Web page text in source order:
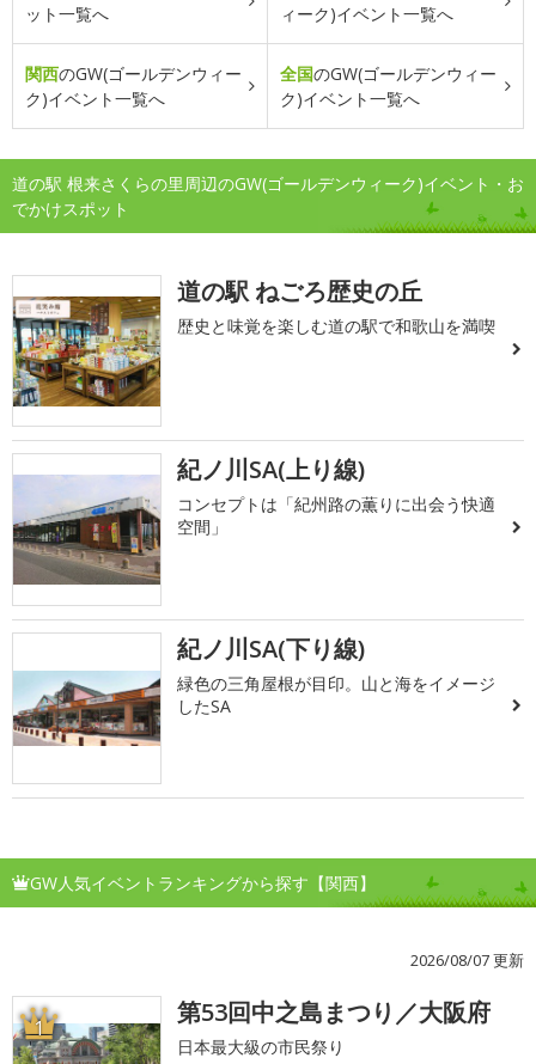
ット一覧へ
ィーク)イベント一覧へ
関西のGW(ゴールデンウィー
ク)イベント一覧へ
全国のGW(ゴールデンウィー
ク)イベント一覧へ
道の駅 根来さくらの里周辺のGW(ゴールデンウィーク)イベント・お
でかけスポット
道の駅 ねごろ歴史の丘
歴史と味覚を楽しむ道の駅で和歌山を満喫
紀ノ川SA(上り線)
コンセプトは「紀州路の薫りに出会う快適
空間」
紀ノ川SA(下り線)
緑色の三角屋根が目印。山と海をイメージ
したSA
GW人気イベントランキングから探す【関西】
2026/08/07 更新
1 第53回中之島まつり／大阪府
日本最大級の市民祭り